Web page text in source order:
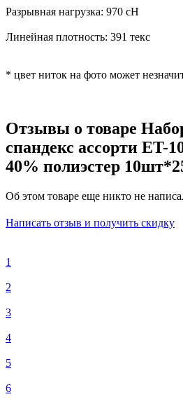
Разрывная нагрузка: 970 сН
Линейная плотность: 391 текс
* цвет ниток на фото может
Отзывы о товаре
спандекс ассорти ET-
40% полиэстер
Об этом товаре еще никто не
Написать отзыв и получить скидку
1
2
3
4
5
6